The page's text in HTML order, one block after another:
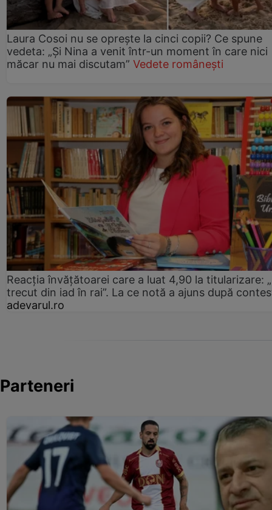
Laura Cosoi nu se oprește la cinci copii? Ce spune
vedeta: „Și Nina a venit într-un moment în care nici
măcar nu mai discutam” Vedete românești
Reacția învățătoarei care a luat 4,90 la titularizare:
trecut din iad în rai”. La ce notă a ajuns după
adevarul.ro
Parteneri